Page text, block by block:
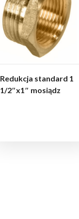
Redukcja standard 1
1/2″x1″ mosiądz